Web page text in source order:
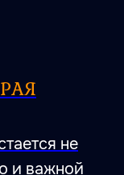
не
и важной